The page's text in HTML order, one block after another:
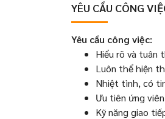
YÊU CẦU CÔNG
Yêu cầu công việc:
Hiểu rõ và tuân
Luôn thể hiện
Nhiệt tình, có
Ưu tiên ứng
Kỹ năng giao